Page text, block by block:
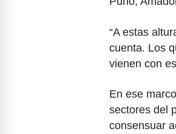
“A estas
cuenta. Los
vienen con
En ese
sectores del
consensuar